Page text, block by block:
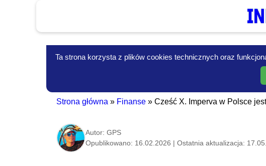
Ta strona korzysta z plików cookies technicznych oraz
Strona główna » Finanse » Cześć X. Imperva w Polsce
Autor: GPS
Opublikowano: 16.02.2026 | Ostatnia aktualizacja: